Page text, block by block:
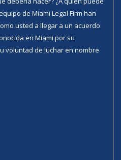
de Miami Legal Firm han
usted a llegar a un acuerdo
en Miami por su
voluntad de luchar en nombre